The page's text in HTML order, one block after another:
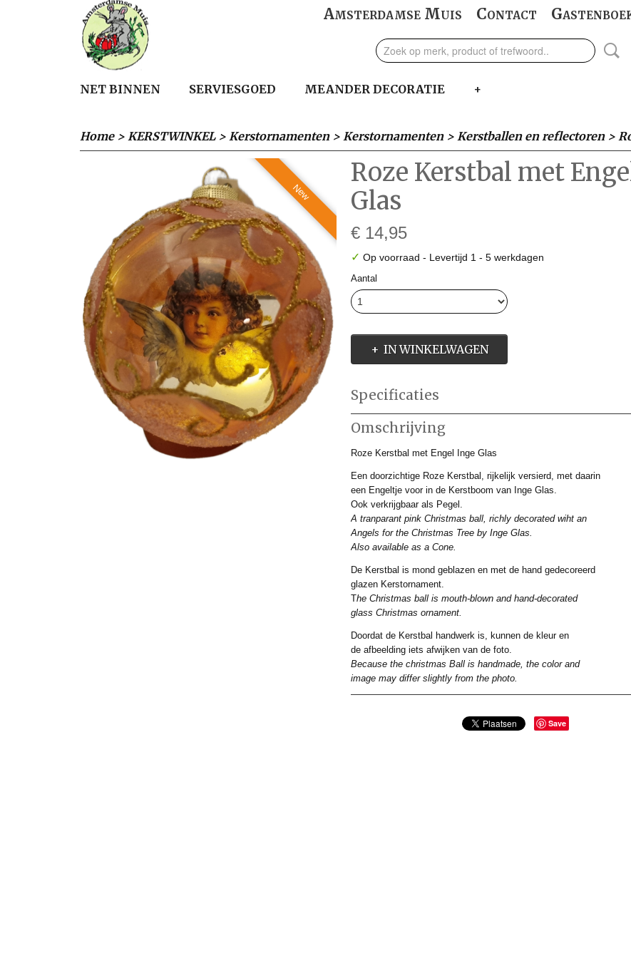
Amsterdamse Muis Contact
NET BINNEN SERVIESGOED MEANDER DECORATIE +
Home> KERSTWINKEL> Kerstornamenten> Kerstornamenten> Kerstballen en reflectoren>
New
Roze Kerstbal met
Glas
€ 14,95
✓ Op voorraad - Levertijd 1 - 5 werkdagen
Aantal
IN WINKELWAGEN
Specificaties
Productcode
Productcode leverancier
Afmetingen (l,b,h)
Omschrijving
Roze Kerstbal met Engel Inge Glas
Een doorzichtige Roze Kerstbal, rijkelijk versierd, met daarin
een Engeltje voor in de Kerstboom van Inge Glas.
Ook verkrijgbaar als Pegel.
A tranparant pink Christmas ball, richly decorated wiht an
Angels for the Christmas Tree by Inge Glas.
Also available as a Cone.
De Kerstbal is mond geblazen en met de hand gedecoreerd
glazen Kerstornament.
The Christmas ball is mouth-blown and hand-decorated
glass Christmas ornament.
Doordat de Kerstbal handwerk is, kunnen de kleur en
de afbeelding iets afwijken van de foto.
Because the christmas Ball is handmade, the color and
image may differ slightly from the photo.
Save